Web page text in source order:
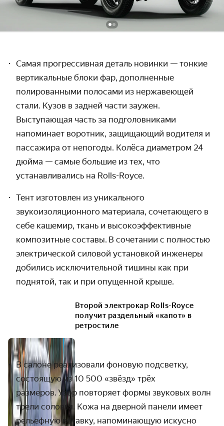
Самая прогрессивная деталь новинки — тонкие
вертикальные блоки фар, дополненные
полированными полосами из нержавеющей
стали. Кузов в задней части заужен.
Выступающая часть за подголовниками
напоминает воротник, защищающий водителя и
пассажира от непогоды. Колёса диаметром 24
дюйма — самые большие из тех, что
устанавливались на Rolls-Royce.
Тент изготовлен из уникального
звукоизоляционного материала, сочетающего в
себе кашемир, ткань и высокоэффективные
композитные составы. В сочетании с полностью
электрической силовой установкой инженеры
добились исключительной тишины как при
поднятой, так и при опущенной крыше.
Второй электрокар Rolls-Royce
получит раздельный «капот» в
ретростиле
В салоне реализовали фоновую подсветку,
состоящую из 10 500 «звёзд» трёх
размеров. Узор повторяет формы звуковых волн
трели соловья. Кожа на дверной панели имеет
рельефную вставку, напоминающую искусно